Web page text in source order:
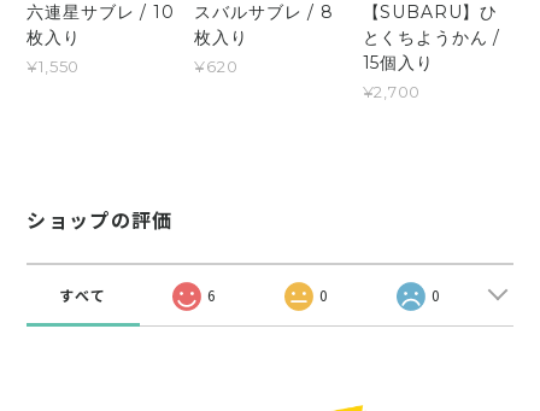
六連星サブレ / 10
枚入り
¥1,550
スバルサブレ / 8
枚入り
¥620
【SUBARU】ひ
とくちようかん /
15個入り
¥2,700
ショップの評価
すべて 6 0 0